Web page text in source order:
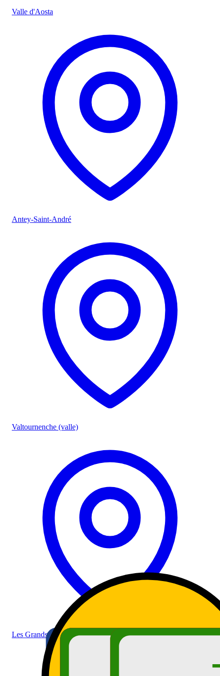
Valle d'Aosta
Antey-Saint-André
Valtournenche (valle)
Les Grands-Moulins